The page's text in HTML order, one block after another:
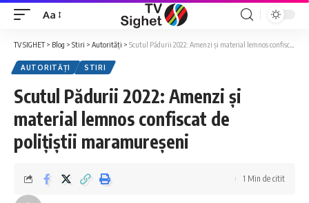
Font
Resizer
Aa
TV SIGHET> Blog > Stiri > Autorități > Scutul Pădurii 2022: Amenzi și material lemnos confiscat de polițiștii maramureșeni
AUTORITĂȚI STIRI
Scutul Pădurii 2022: Amenzi și
material lemnos confiscat de
polițiștii maramureșeni
1 Min de citit